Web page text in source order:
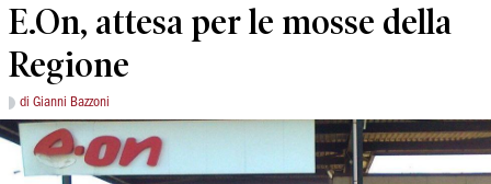
E.On, attesa per le mosse della
Regione
di Gianni Bazzoni